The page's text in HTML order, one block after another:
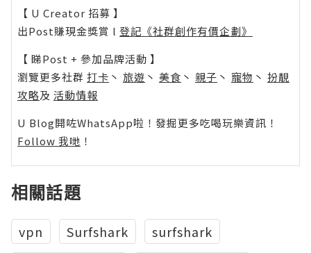
【 U Creator 招募 】
出Post賺現金獎賞 l 登記《社群創作有價企劃》
【 睇Post + 參加品牌活動 】
瀏覽更多社群 打卡 丶 旅遊 丶 美食 丶 親子 丶 寵物 丶 扮靚
攻略及 活動情報
U Blog開咗WhatsApp啦！發掘更多吃喝玩樂資訊！
Follow 我哋 ！
相關話題
vpn Surfshark
surfshark